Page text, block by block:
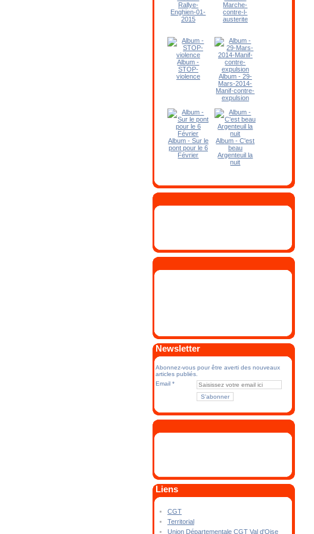
Rallye-
Enghien-01-
2015
Marche-
contre-l-
austerite
Album -
STOP-
violence
Album - 29-
Mars-2014-
Manif-contre-
expulsion
Album - Sur le
pont pour le 6
Février
Album - C'est
beau
Argenteuil la
nuit
Newsletter
Abonnez-vous pour être averti des nouveaux
articles publiés.
Email
Liens
CGT
Territorial
Union Départementale CGT Val d'Oise